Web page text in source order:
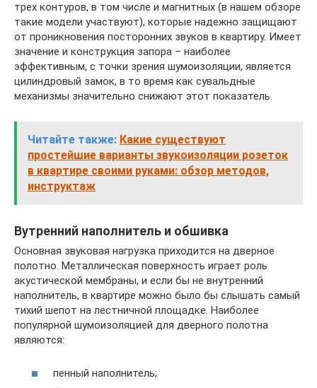
трех контуров, в том числе и магнитных (в нашем обзоре
такие модели участвуют), которые надежно защищают
от проникновения посторонних звуков в квартиру. Имеет
значение и конструкция запора – наиболее
эффективным, с точки зрения шумоизоляции, является
цилиндровый замок, в то время как сувальдные
механизмы значительно снижают этот показатель.
Читайте также: Какие существуют
простейшие варианты звукоизоляции розеток
в квартире своими руками: обзор методов,
инструктаж
Вутренний наполнитель и обшивка
Основная звуковая нагрузка приходится на дверное
полотно. Металлическая поверхность играет роль
акустической мембраны, и если бы не внутренний
наполнитель, в квартире можно было бы слышать самый
тихий шепот на лестничной площадке. Наиболее
популярной шумоизоляцией для дверного полотна
являются:
пенный наполнитель;